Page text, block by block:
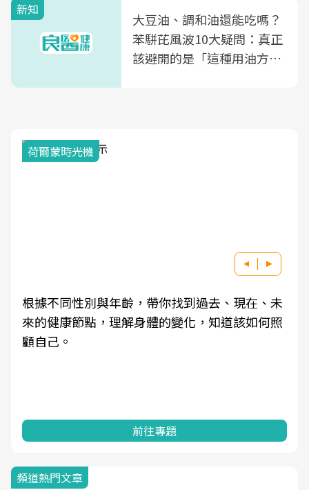
新知
大豆油、調和油還能吃嗎？
苯駢芘風波10大疑問：真正
該避開的是「這種用油方
荷爾蒙時光機
根據不同性別與年齡，帶你找到過去、現在、未
來的健康節點，理解身體的變化，知道該如何照
顧自己。
前往專題
頻道熱門文章